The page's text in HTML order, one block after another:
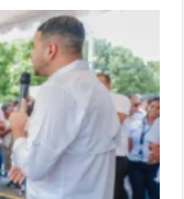
con
B
de
Barrio,”
llega
al
sector
Bella
Vista
en
Haina,
San
Cristóbal